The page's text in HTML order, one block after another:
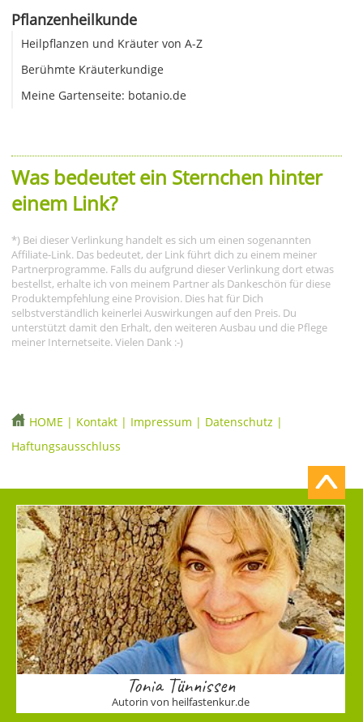
Pflanzenheilkunde
Heilpflanzen und Kräuter von A-Z
Berühmte Kräuterkundige
Meine Gartenseite: botanio.de
Was bedeutet ein Sternchen hinter
einem Link?
*) Bei dieser Verlinkung handelt es sich um einen sogenannten
Affiliate-Link. Das bedeutet, der Link führt dich zu einem meiner
Partnerprogramme. Falls du aufgrund dieser Verlinkung dort etwas
bestellst, erhalte ich von meinem Partner als Dankeschön für diese
Produktempfehlung eine Provision. Dies hat für Dich
selbstverständlich keinerlei Auswirkungen auf den Preis. Du
unterstützt damit den Erhalt, den weiteren Ausbau und die Pflege
meiner Internetseite. Vielen Dank :-)
HOME | Kontakt | Impressum | Datenschutz |
Haftungsausschluss
Tonia Tünnissen
Autorin von heilfastenkur.de